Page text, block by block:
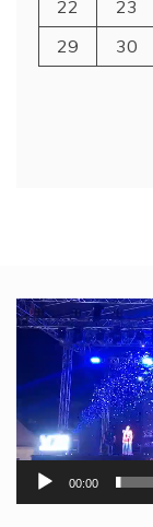
22
23
29
30
Video
Player
00:00